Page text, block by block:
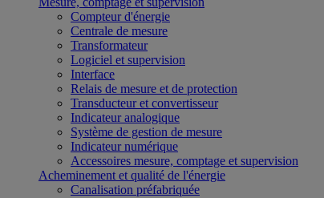
Compteur d'énergie
Centrale de mesure
Transformateur
Logiciel et supervision
Interface
Relais de mesure et de protection
Transducteur et convertisseur
Indicateur analogique
Système de gestion de mesure
Indicateur numérique
Accessoires mesure, comptage et supervision
Acheminement et qualité de l'énergie
Canalisation préfabriquée